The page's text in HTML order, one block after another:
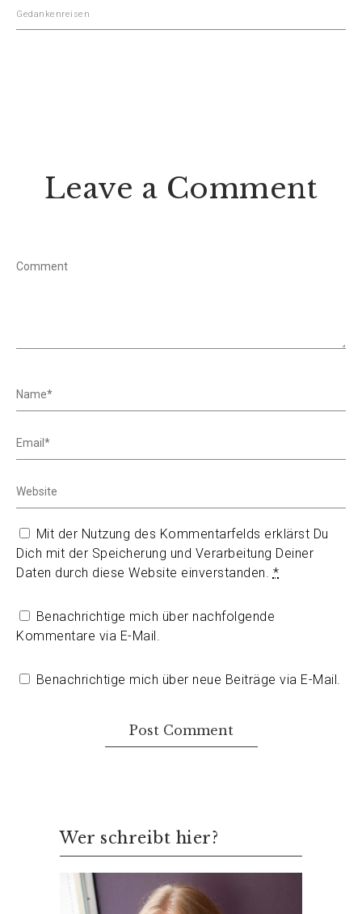
Gedankenreisen
Leave a Comment
Mit der Nutzung des Kommentarfelds erklärst Du
Dich mit der Speicherung und Verarbeitung Deiner
Daten durch diese Website einverstanden. *
Benachrichtige mich über nachfolgende
Kommentare via E-Mail.
Benachrichtige mich über neue Beiträge via E-Mail.
Wer schreibt hier?